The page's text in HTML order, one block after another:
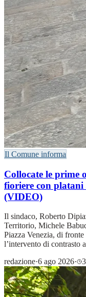
Il Comune informa
Collocate le prime
fioriere con platani
(VIDEO)
Il sindaco, Roberto
Territorio, Michele
Piazza Venezia, di
l’intervento di contrasto
redazione·6 ago 2026·